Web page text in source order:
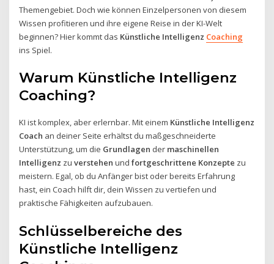
Themengebiet. Doch wie können Einzelpersonen von diesem
Wissen profitieren und ihre eigene Reise in der KI-Welt
beginnen? Hier kommt das Künstliche Intelligenz Coaching
ins Spiel.
Warum Künstliche Intelligenz
Coaching?
KI ist komplex, aber erlernbar. Mit einem Künstliche Intelligenz
Coach an deiner Seite erhältst du maßgeschneiderte
Unterstützung, um die Grundlagen der maschinellen
Intelligenz zuverstehen undfortgeschrittene Konzepte zu
meistern. Egal, ob du Anfänger bist oder bereits Erfahrung
hast, ein Coach hilft dir, dein Wissen zu vertiefen und
praktische Fähigkeiten aufzubauen.
Schlüsselbereiche des
Künstliche Intelligenz